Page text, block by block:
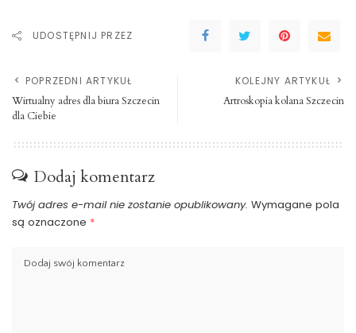
UDOSTĘPNIJ PRZEZ
POPRZEDNI ARTYKUŁ
Wirtualny adres dla biura Szczecin
dla Ciebie
KOLEJNY ARTYKUŁ
Artroskopia kolana Szczecin
Dodaj komentarz
Twój adres e-mail nie zostanie opublikowany. Wymagane pola
są oznaczone *